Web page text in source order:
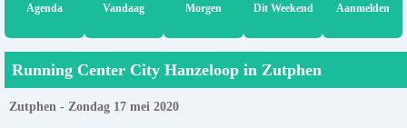
Agenda Vandaag Morgen Dit Weekend Aanmelden
Running Center City Hanzeloop in Zutphen
Zutphen - Zondag 17 mei 2020